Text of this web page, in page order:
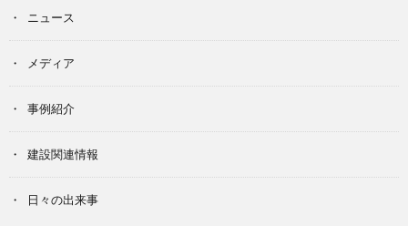
ニュース
メディア
事例紹介
建設関連情報
日々の出来事